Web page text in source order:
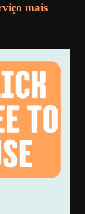
mais